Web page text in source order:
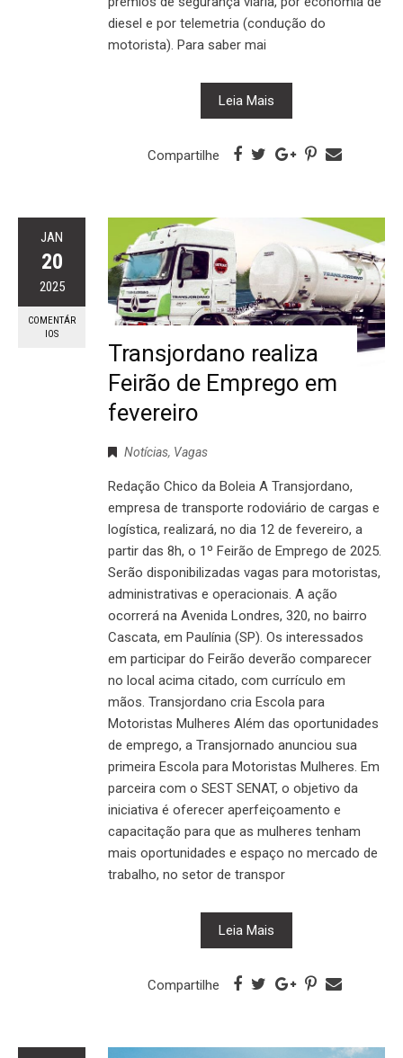
diesel e por telemetria (condução do
motorista). Para saber mai
Leia Mais
Compartilhe
JAN
20
2025
COMENTÁR
IOS
Transjordano realiza
Feirão de Emprego em
fevereiro
Notícias, Vagas
Redação Chico da Boleia A Transjordano,
empresa de transporte rodoviário de cargas e
logística, realizará, no dia 12 de fevereiro, a
partir das 8h, o 1º Feirão de Emprego de 2025.
Serão disponibilizadas vagas para motoristas,
administrativas e operacionais. A ação
ocorrerá na Avenida Londres, 320, no bairro
Cascata, em Paulínia (SP). Os interessados
em participar do Feirão deverão comparecer
no local acima citado, com currículo em
mãos. Transjordano cria Escola para
Motoristas Mulheres Além das oportunidades
de emprego, a Transjornado anunciou sua
primeira Escola para Motoristas Mulheres. Em
parceira com o SEST SENAT, o objetivo da
iniciativa é oferecer aperfeiçoamento e
capacitação para que as mulheres tenham
mais oportunidades e espaço no mercado de
trabalho, no setor de transpor
Leia Mais
Compartilhe